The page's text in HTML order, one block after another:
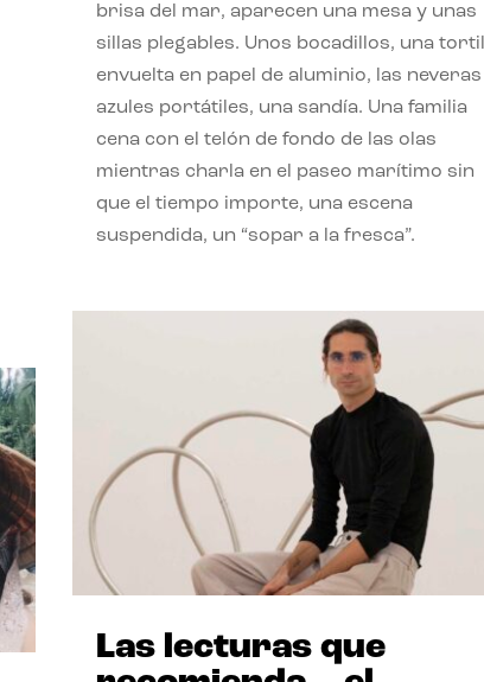
brisa del mar, aparecen una mesa y unas
sillas plegables. Unos bocadillos, una
envuelta en papel de aluminio, las neveras
azules portátiles, una sandía. Una familia
cena con el telón de fondo de las olas
mientras charla en el paseo marítimo sin
que el tiempo importe, una escena
suspendida, un “sopar a la fresca”.
Las lecturas que